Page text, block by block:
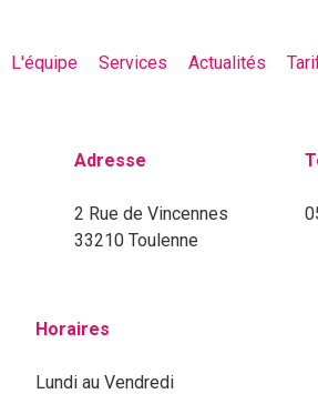
L'équipe Services Actualités
Adresse
2 Rue de Vincennes
33210 Toulenne
Horaires
Lundi au Vendredi